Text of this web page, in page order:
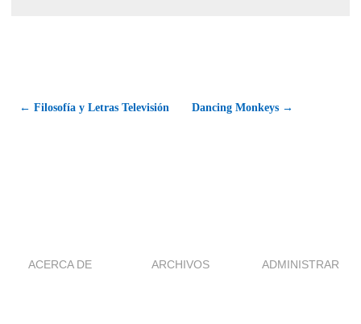
← Filosofía y Letras Televisión Dancing Monkeys →
ACERCA DE ARCHIVOS ADMINISTRAR